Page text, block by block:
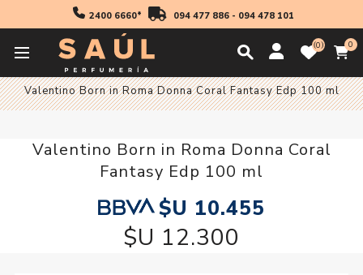
2400 6660* 094 477 886- 094 478 101
0 0
Inicio
Valentino Born in Roma Donna Coral Fantasy Edp 100 ml
Valentino Born in Roma Donna Coral
Fantasy Edp 100 ml
$U 10.455
$U 12.300